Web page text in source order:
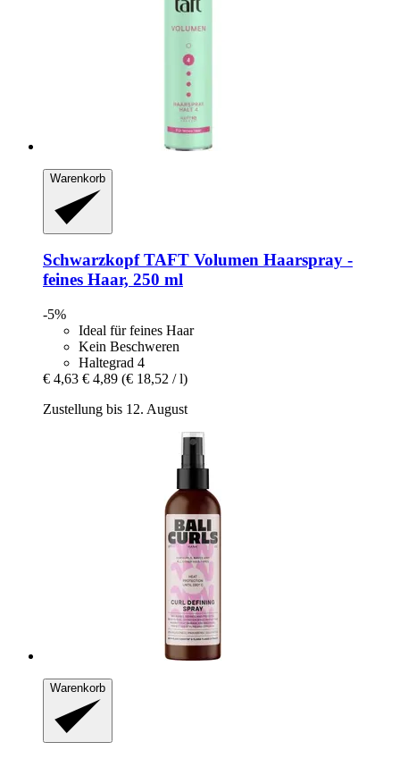
Warenkorb
SchwarzkopfTAFT Volumen Haarspray -​
feines Haar, 250 ml
-5%
Ideal für feines Haar
Kein Beschweren
Haltegrad 4
€ 4,63 € 4,89 (€ 18,52 / l)
Zustellung bis 12. August
Warenkorb